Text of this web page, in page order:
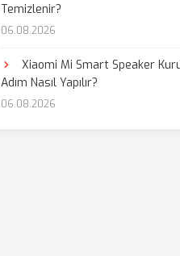
Temizlenir?
06.08.2026
Xiaomi Mi Smart Speaker
Adım Nasıl Yapılır?
06.08.2026